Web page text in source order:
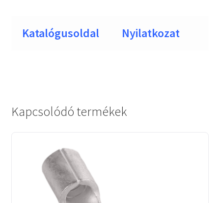
Katalógusoldal Nyilatkozat
Kapcsolódó termékek